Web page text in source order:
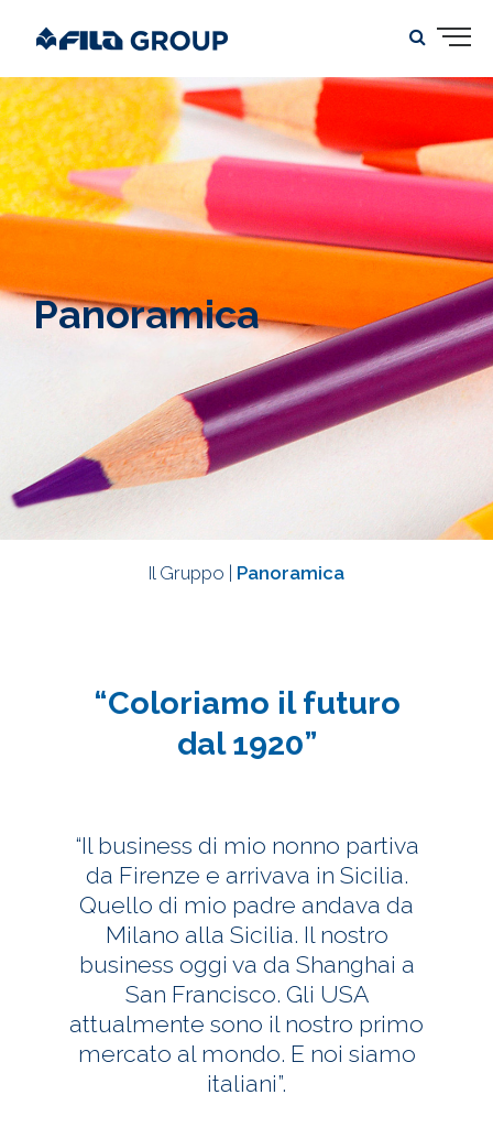
Panoramica
Il Gruppo | Panoramica
“Coloriamo il futuro
dal 1920”
“Il business di mio nonno partiva
da Firenze e arrivava in Sicilia.
Quello di mio padre andava da
Milano alla Sicilia. Il nostro
business oggi va da Shanghai a
San Francisco. Gli USA
attualmente sono il nostro primo
mercato al mondo. E noi siamo
italiani”.